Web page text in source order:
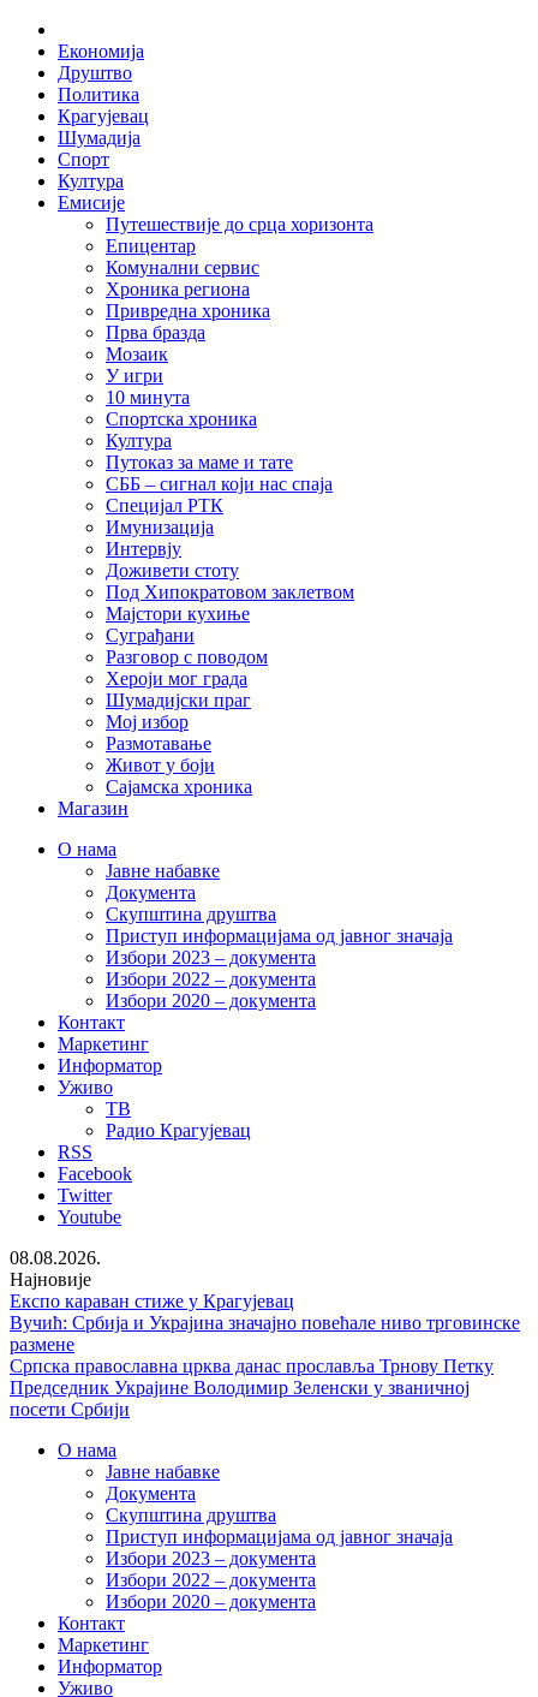
Skip
content
Економија
Друштво
Политика
Крагујевац
Шумадија
Спорт
Култура
Емисије
Путешествије до срца хоризонта
Епицентар
Комунални сервис
Хроника региона
Привредна хроника
Прва бразда
Мозаик
У игри
10 минута
Спортска хроника
Култура
Путоказ за маме и тате
СББ – сигнал који нас спаја
Специјал РТК
Имунизација
Интервју
Доживети стоту
Под Хипократовом заклетвом
Мајстори кухиње
Суграђани
Разговор с поводом
Хероји мог града
Шумадијски праг
Мој избор
Размотавање
Живот у боји
Сајамска хроника
Магазин
О нама
Јавне набавке
Документа
Скупштина друштва
Приступ информацијама од јавног значаја
Избори 2023 – документа
Избори 2022 – документа
Избори 2020 – документа
Контакт
Маркетинг
Информатор
Уживо
ТВ
Радио Крагујевац
RSS
Facebook
Twitter
Youtube
08.08.2026.
Најновије
Експо караван стиже у Крагујевац
Вучић: Србија и Украјина значајно повећале ниво трговинске
размене
Српска православна црква данас прославља Трнову Петку
Председник Украјине Володимир Зеленски у званичној
посети Србији
О нама
Јавне набавке
Документа
Скупштина друштва
Приступ информацијама од јавног значаја
Избори 2023 – документа
Избори 2022 – документа
Избори 2020 – документа
Контакт
Маркетинг
Информатор
Уживо